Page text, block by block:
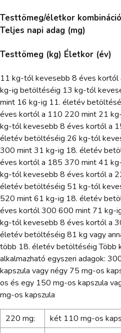
Testtömeg/életkor
Teljes napi adag (mg)
Testtömeg (kg) Életkor (év)
11 kg-tól kevesebb 8 éves
kg-ig betöltéséig 13 kg-tól
mint 16 kg-ig 11. életév
éves kortól a 110 220 mint 21
kg-tól kevesebb 8 éves kortól a
életév betöltéséig 26 kg-tól
300 mint 31 kg-ig 18. életév
éves kortól a 185 370 mint 41
kg-tól kevesebb 8 éves kortól a
életév betöltéséig 51 kg-tól
520 mint 61 kg-ig 18. életév
éves kortól 300 600 mint 71 kg-
kg-tól kevesebb 8 éves kortól a
életév betöltéséig 81 kg vagy
több 18. életév betöltéséig Több
alkalmazható egyszeri adagok:
kapszula vagy négy 75 mg-os
os és egy 150 mg-os kapszula
mg-os kapszula
220 mg:
két 110 mg-os